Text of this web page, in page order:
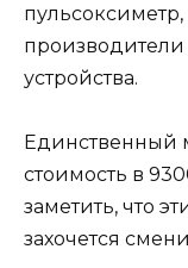
производители
устройства.
Единственный
стоимость в
заметить, что
захочется